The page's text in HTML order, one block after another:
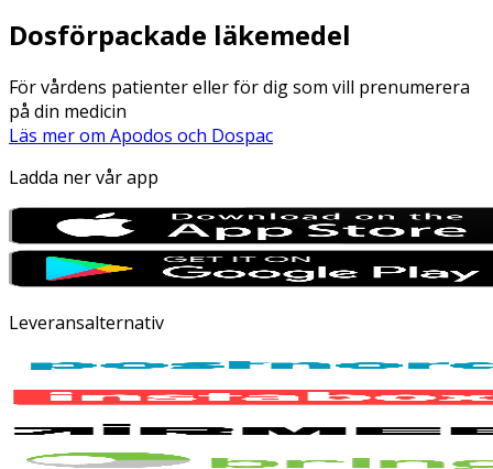
Dosförpackade läkemedel
För vårdens patienter eller för dig som vill prenumerera
på din medicin
Läs mer om Apodos och Dospac
Ladda ner vår app
Leveransalternativ